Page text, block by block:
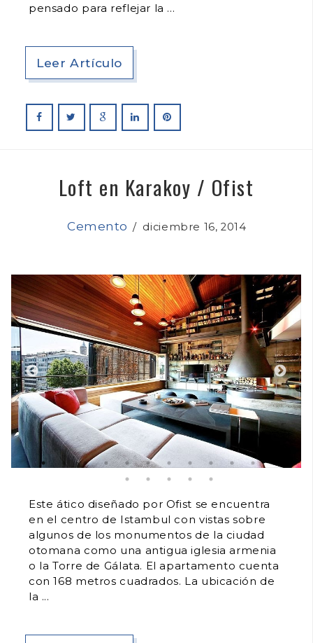
pensado para reflejar la
Leer Artículo
Loft en Karakoy / Ofist
Cemento /diciembre 16, 2014
Este ático diseñado por Ofist se encuentra
en el centro de Istambul con vistas sobre
algunos de los monumentos de la ciudad
otomana como una antigua iglesia armenia
o la Torre de Gálata. El apartamento cuenta
con 168 metros cuadrados. La ubicación de
la